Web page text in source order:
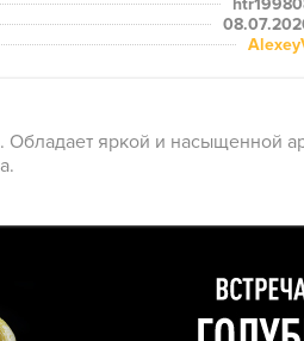
яркой и насыщенной